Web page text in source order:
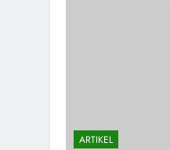
ARTIKEL